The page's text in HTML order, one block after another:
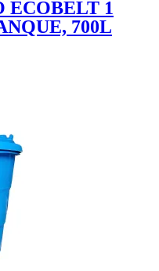
ECOBELT 1
700L